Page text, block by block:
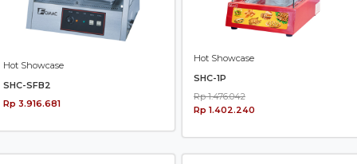
Hot Showcase
SHC-SFB2
Rp 3.916.681
Hot Showcase
SHC-1P
Rp 1.476.042
Rp 1.402.240